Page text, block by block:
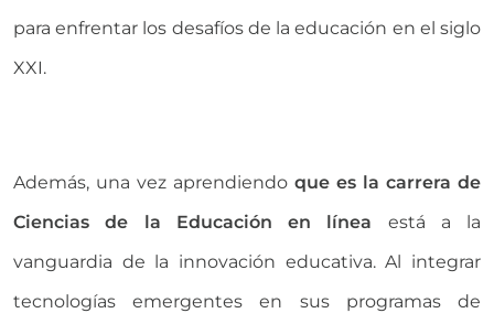
para enfrentar los desafíos de la educación en el siglo
XXI.
Además, una vez aprendiendo que es la carrera de
Ciencias de la Educación en línea está a la
vanguardia de la innovación educativa. Al integrar
tecnologías emergentes en sus programas de